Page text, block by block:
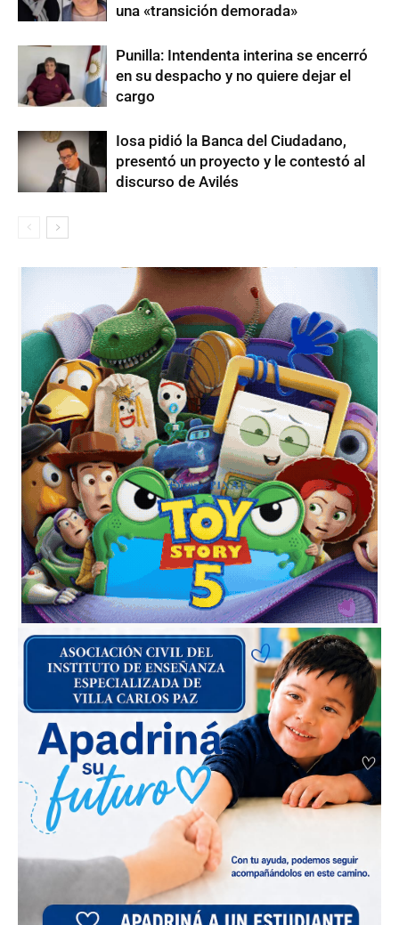
una «transición demorada»
Punilla: Intendenta interina se encerró
en su despacho y no quiere dejar el
cargo
Iosa pidió la Banca del Ciudadano,
presentó un proyecto y le contestó al
discurso de Avilés